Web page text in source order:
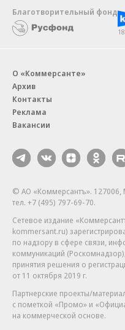
Благотворительный фонд
О «Коммерсанте»
Архив
Контакты
Реклама
Вакансии
© АО «Коммерсантъ». 127006,
тел. +7 (495) 797-69-70.
Сетевое издание
kommersant.ru)
по надзору в сфере связи,
коммуникаций
принятия решения о
от 11 октября 2019 г.
Партнерские проекты/
с пометкой «Промо» и
на коммерческой основе.